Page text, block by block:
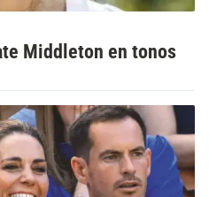
Middleton en tonos